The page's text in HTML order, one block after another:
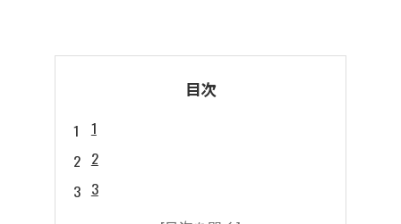
目次
1
2
3